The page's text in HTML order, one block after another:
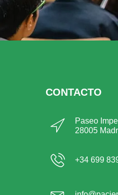
CONTACTO
Paseo
28005
+34 699